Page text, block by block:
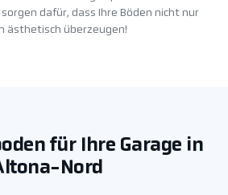
dafür, dass Ihre Böden nicht nur
ästhetisch überzeugen!
für Ihre Garage in
Nord